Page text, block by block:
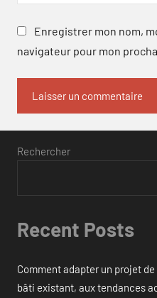
Enregistrer mon nom,
navigateur pour mon
Rechercher
Recent Posts
Comment adapter un projet
bâti existant, aux tendances